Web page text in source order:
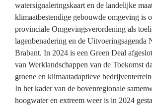
watersignaleringskaart en de landelijke
klimaatbestendige gebouwde omgeving is
provinciale Omgevingsverordening als
lagenbenadering en de
Brabant. In 2024 is een Green Deal
van Werklandschappen van de Toekomst
groene en klimaatadaptieve
In het kader van de bovenregionale
hoogwater en extreem weer is in 2024